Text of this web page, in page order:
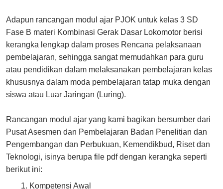
Adapun rancangan modul ajar PJOK untuk kelas 3 SD
Fase B materi Kombinasi Gerak Dasar Lokomotor berisi
kerangka lengkap dalam proses Rencana pelaksanaan
pembelajaran, sehingga sangat memudahkan para guru
atau pendidikan dalam melaksanakan pembelajaran kelas
khususnya dalam moda pembelajaran tatap muka dengan
siswa atau Luar Jaringan (Luring).
Rancangan modul ajar yang kami bagikan bersumber dari
Pusat Asesmen dan Pembelajaran Badan Penelitian dan
Pengembangan dan Perbukuan, Kemendikbud, Riset dan
Teknologi, isinya berupa file pdf dengan kerangka seperti
berikut ini:
Kompetensi Awal